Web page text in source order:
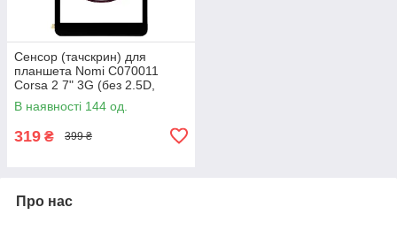
Сенсор (тачскрин) для
планшета Nomi C070011
Corsa 2 7" 3G (без 2.5D,
108×183 мм), чорний
(#JM70F-62)
В наявності 144 од.
319 ₴ 399 ₴
Про нас